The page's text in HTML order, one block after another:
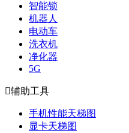
智能锁
机器人
电动车
洗衣机
净化器
5G
辅助工具
手机性能天梯图
显卡天梯图